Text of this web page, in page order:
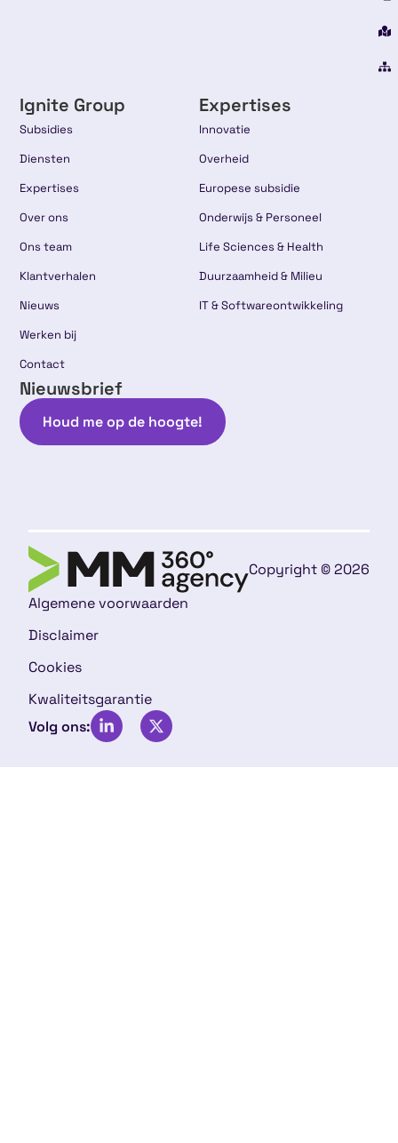
Ignite Group
Subsidies
Diensten
Expertises
Over ons
Ons team
Klantverhalen
Nieuws
Werken bij
Contact
Expertises
Innovatie
Overheid
Europese subsidie
Onderwijs & Personeel
Life Sciences & Health
Duurzaamheid & Milieu
IT & Softwareontwikkeling
Nieuwsbrief
Houd me op de hoogte!
Copyright © 2026
Algemene voorwaarden
Disclaimer
Cookies
Kwaliteitsgarantie
Volg ons: